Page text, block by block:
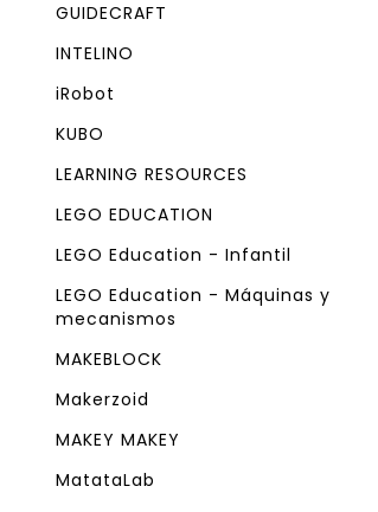
GUIDECRAFT
INTELINO
iRobot
KUBO
LEARNING RESOURCES
LEGO EDUCATION
LEGO Education - Infantil
LEGO Education - Máquinas y
mecanismos
MAKEBLOCK
Makerzoid
MAKEY MAKEY
MatataLab